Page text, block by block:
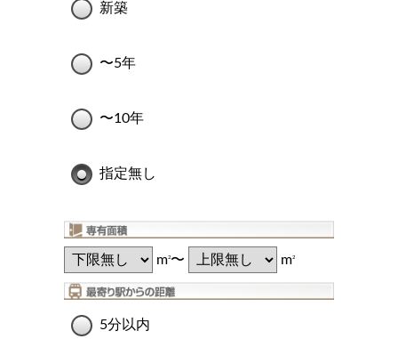
新築
〜5年
〜10年
指定無し
m2〜 m2
5分以内